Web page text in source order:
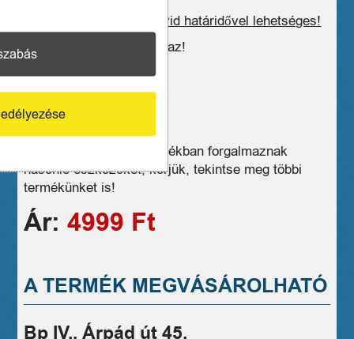
Postázás, kiszállítás rövid határidővel lehetséges!
Az ár 27% ÁFA-t tartalmaz!
Üzleteink széles választékban forgalmaznak
hasonló eszközöket, kérjük, tekintse meg többi
termékünket is!
Ár:4999 Ft
A TERMÉK MEGVÁSÁROLHATÓ
Bp IV., Árpád út 45.